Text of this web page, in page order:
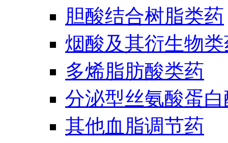
胆酸结合树脂类药
烟酸及其衍生物
多烯脂肪酸类药
分泌型丝氨酸蛋
其他血脂调节药